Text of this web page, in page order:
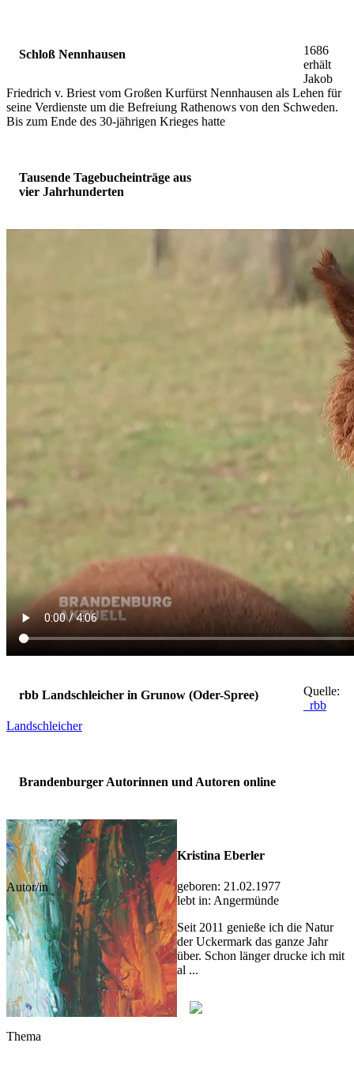
Schloß Nennhausen
1686
erhält
Jakob
Friedrich v. Briest vom Großen Kurfürst Nennhausen als Lehen für
seine Verdienste um die Befreiung Rathenows von den Schweden.
Bis zum Ende des 30-jährigen Krieges hatte
Tausende Tagebucheinträge aus
vier Jahrhunderten
rbb Landschleicher in Grunow (Oder-Spree)
Quelle:
rbb
Landschleicher
Brandenburger Autorinnen und Autoren online
Autor/in
Kristina Eberler
geboren: 21.02.1977
lebt in: Angermünde
Seit 2011 genieße ich die Natur
der Uckermark das ganze Jahr
über. Schon länger drucke ich mit
al ...
Thema